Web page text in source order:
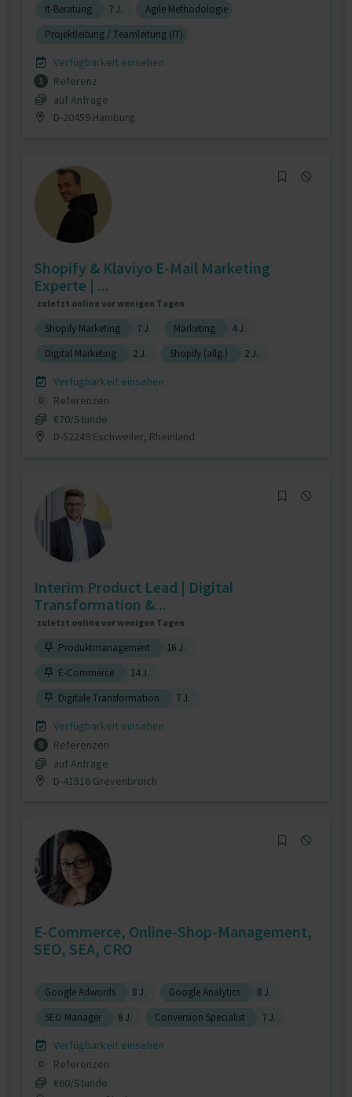
It-Beratung 7 J.
Agile Methodologie
Projektleitung / Teamleitung (IT)
Verfügbarkeit einsehen
1
Referenz
auf Anfrage
D-20459 Hamburg
Shopify & Klaviyo E-Mail Marketing
Experte | ...
zuletzt online vor wenigen Tagen
Shopify Marketing 7 J. Marketing
4 J.
Digital Marketing
2 J. Shopify (allg.) 2 J.
Verfügbarkeit einsehen
0
Referenzen
€70/Stunde
D-52249 Eschweiler, Rheinland
Interim Product Lead | Digital
Transformation &...
zuletzt online vor wenigen Tagen
Produktmanagement
16 J.
E-Commerce
14 J.
Digitale Transformation
7 J.
Verfügbarkeit einsehen
8
Referenzen
auf Anfrage
D-41516 Grevenbroich
E-Commerce, Online-Shop-Management,
SEO, SEA, CRO
Google Adwords 8 J. Google Analytics
8 J.
SEO Manager
8 J. Conversion Specialist 7 J.
Verfügbarkeit einsehen
0
Referenzen
€60/Stunde